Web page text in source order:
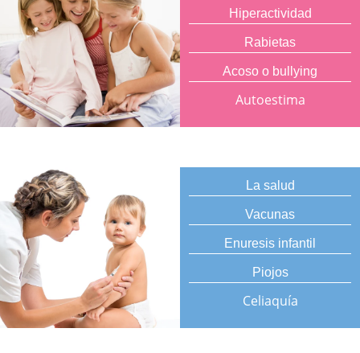
Hiperactividad
Rabietas
Acoso o bullying
Autoestima
La salud
Vacunas
Enuresis infantil
Piojos
Celiaquía